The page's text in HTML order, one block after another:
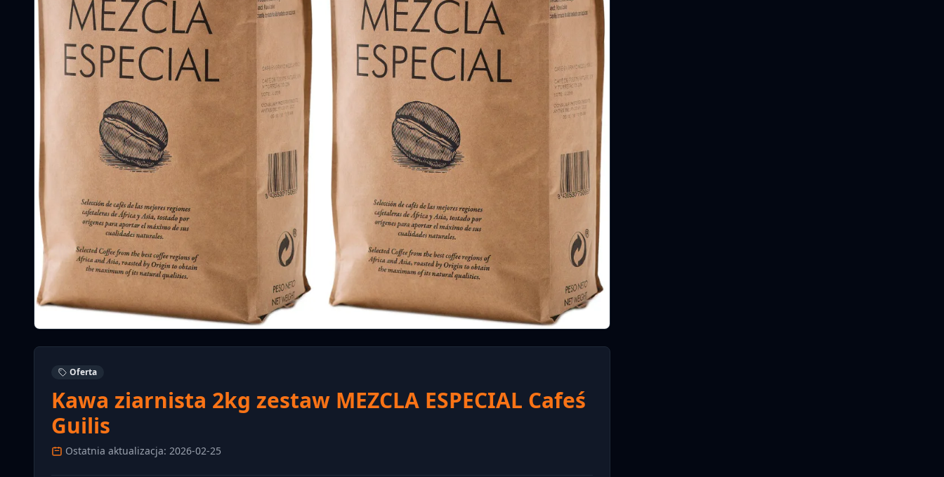
Oferta
Kawa ziarnista 2kg zestaw MEZCLA ESPECIAL Cafeś
Guilis
Ostatnia aktualizacja: 2026-02-25